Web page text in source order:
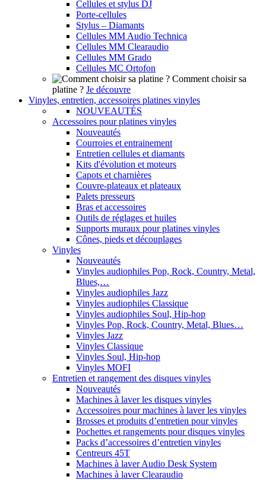
Cellules et stylus DJ
Porte-cellules
Stylus – Diamants
Cellules MM Audio Technica
Cellules MM Clearaudio
Cellules MM Grado
Cellules MC Ortofon
Comment choisir sa
platine ? Je découvre
Vinyles, entretien, accessoires platines vinyles
NOUVEAUTÉS
Accessoires pour platines vinyles
Nouveautés
Courroies et entrainement
Entretien cellules et diamants
Kits d'évolution et moteurs
Capots et charnières
Couvre-plateaux et plateaux
Palets presseurs
Bras et accessoires
Outils de réglages et huiles
Supports muraux pour platines vinyles
Cônes, pieds et découplages
Vinyles
Nouveautés
Vinyles audiophiles Pop, Rock, Country, Metal,
Blues,…
Vinyles audiophiles Jazz
Vinyles audiophiles Classique
Vinyles audiophiles Soul, Hip-hop
Vinyles Pop, Rock, Country, Metal, Blues…
Vinyles Jazz
Vinyles Classique
Vinyles Soul, Hip-hop
Vinyles MOFI
Entretien et rangement des disques vinyles
Nouveautés
Machines à laver les disques vinyles
Accessoires pour machines à laver les vinyles
Brosses et produits d’entretien pour vinyles
Pochettes et rangements pour disques vinyles
Packs d’accessoires d’entretien vinyles
Centreurs 45T
Machines à laver Audio Desk System
Machines à laver Clearaudio